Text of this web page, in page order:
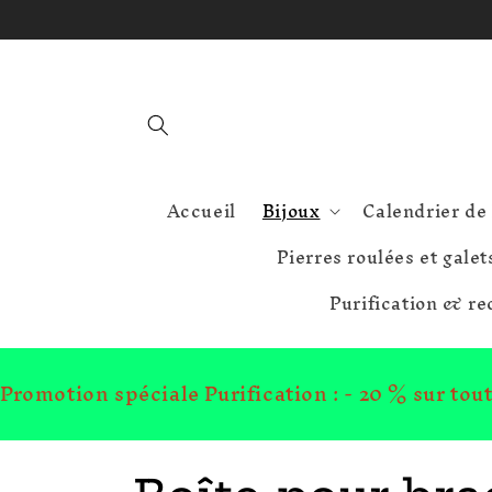
au
Accueil Bijoux Calendrier de
Pierres roulées et
Purification &
Promotion spéciale Purification : - 20 % sur